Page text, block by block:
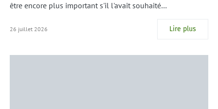
être encore plus important s'il l'avait souhaité…
26 juillet 2026 Lire plus